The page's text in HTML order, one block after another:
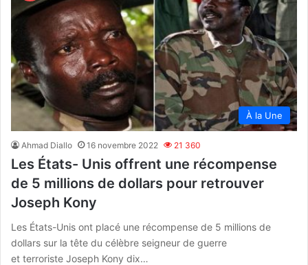
À la Une
Ahmad Diallo 16 novembre 2022 21 360
Les États- Unis offrent une récompense
de 5 millions de dollars pour retrouver
Joseph Kony
Les États-Unis ont placé une récompense de 5 millions de
dollars sur la tête du célèbre seigneur de guerre
et terroriste Joseph Kony dix…